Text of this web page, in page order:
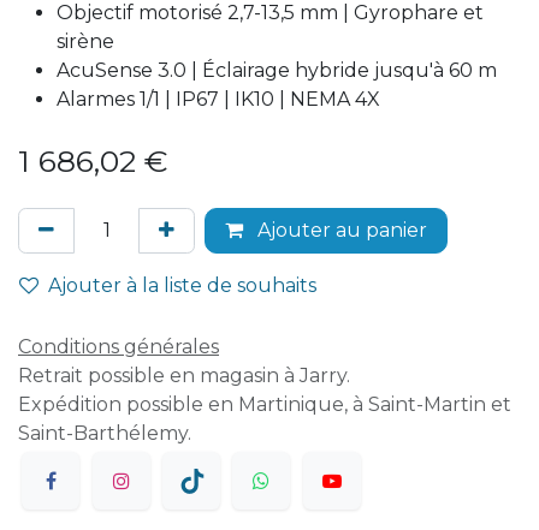
Objectif motorisé 2,7-13,5 mm | Gyrophare et
sirène
AcuSense 3.0 | Éclairage hybride jusqu'à 60 m
Alarmes 1/1 | IP67 | IK10 | NEMA 4X
1 686,02 €
Ajouter au panier
Ajouter à la liste de souhaits
Conditions générales
Retrait possible en magasin à Jarry.
Expédition possible en Martinique, à Saint-Martin et
Saint-Barthélemy.